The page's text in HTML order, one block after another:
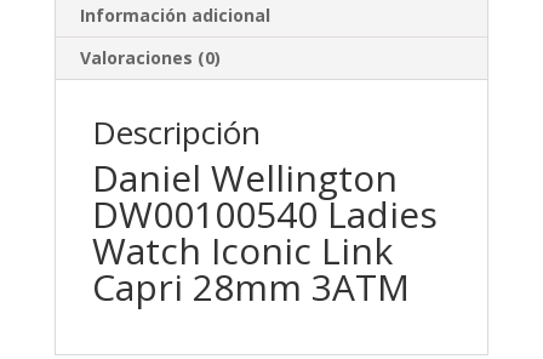
Información adicional
Valoraciones (0)
Descripción
Daniel Wellington
DW00100540 Ladies
Watch Iconic Link
Capri 28mm 3ATM